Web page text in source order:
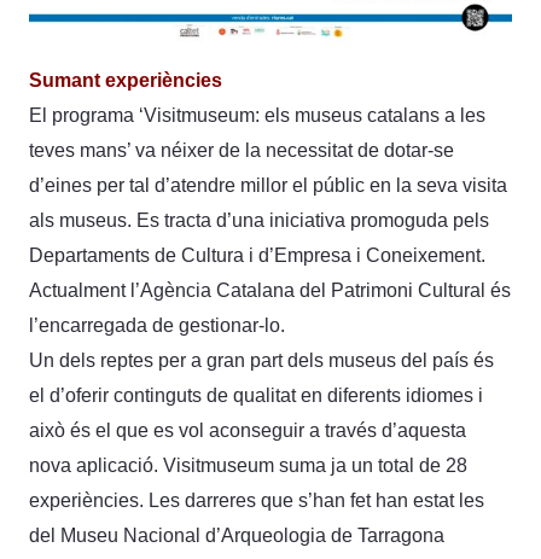
Sumant experiències
El programa ‘Visitmuseum: els museus catalans a les
teves mans’ va néixer de la necessitat de dotar-se
d’eines per tal d’atendre millor el públic en la seva visita
als museus. Es tracta d’una iniciativa promoguda pels
Departaments de Cultura i d’Empresa i Coneixement.
Actualment l’Agència Catalana del Patrimoni Cultural és
l’encarregada de gestionar-lo.
Un dels reptes per a gran part dels museus del país és
el d’oferir continguts de qualitat en diferents idiomes i
això és el que es vol aconseguir a través d’aquesta
nova aplicació. Visitmuseum suma ja un total de 28
experiències. Les darreres que s’han fet han estat les
del Museu Nacional d’Arqueologia de Tarragona